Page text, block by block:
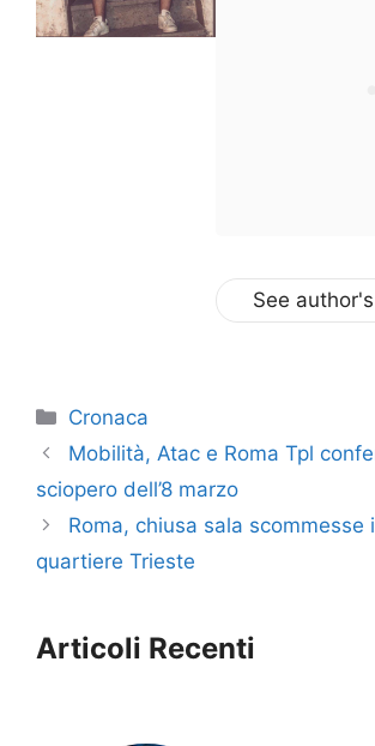
See
Categorie
Cronaca
Mobilità, Atac e Roma Tpl
sciopero dell’8 marzo
Roma, chiusa sala scommesse
quartiere Trieste
Articoli Recenti